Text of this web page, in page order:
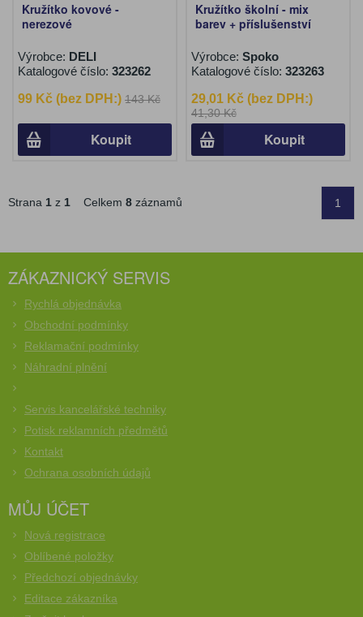
Kružítko kovové -
nerezové
Výrobce: DELI
Katalogové číslo: 323262
99 Kč (bez DPH:) 143 Kč
Koupit
Kružítko školní - mix
barev + příslušenství
Výrobce: Spoko
Katalogové číslo: 323263
29,01 Kč (bez DPH:)
41,30 Kč
Koupit
Strana 1 z 1 Celkem 8 záznamů 1
ZÁKAZNICKÝ SERVIS
Rychlá objednávka
Obchodní podmínky
Reklamační podmínky
Náhradní plnění
Servis kancelářské techniky
Potisk reklamních předmětů
Kontakt
Ochrana osobních údajů
MŮJ ÚČET
Nová registrace
Oblíbené položky
Předchozí objednávky
Editace zákazníka